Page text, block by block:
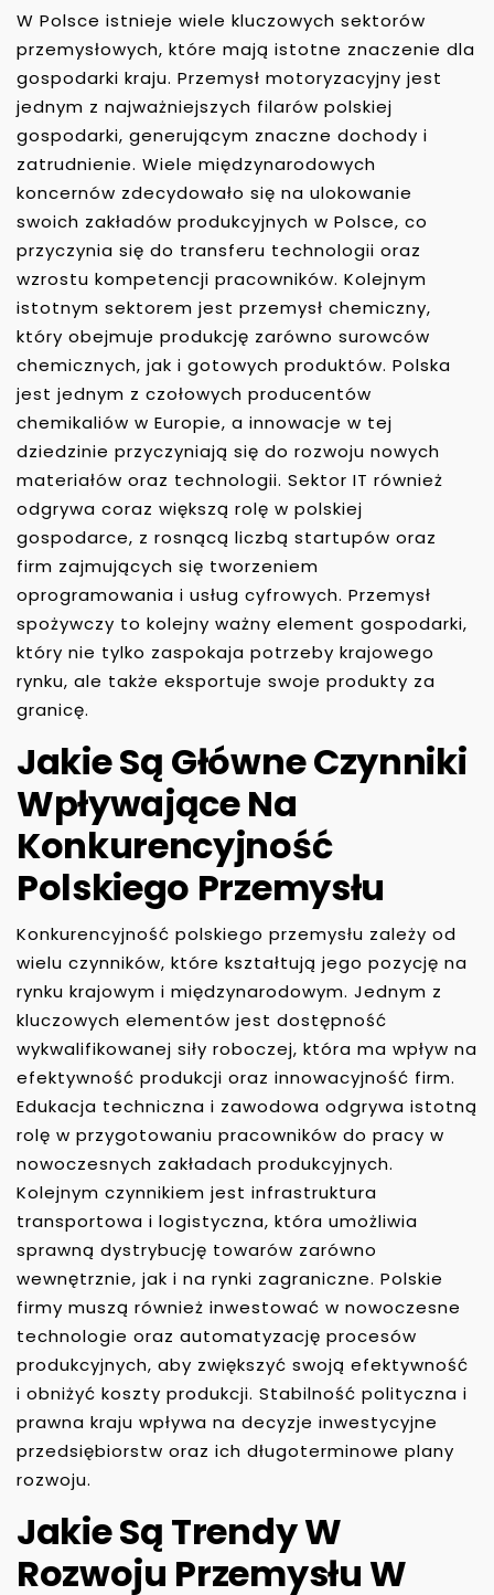
W Polsce istnieje wiele kluczowych sektorów
przemysłowych, które mają istotne znaczenie dla
gospodarki kraju. Przemysł motoryzacyjny jest
jednym z najważniejszych filarów polskiej
gospodarki, generującym znaczne dochody i
zatrudnienie. Wiele międzynarodowych
koncernów zdecydowało się na ulokowanie
swoich zakładów produkcyjnych w Polsce, co
przyczynia się do transferu technologii oraz
wzrostu kompetencji pracowników. Kolejnym
istotnym sektorem jest przemysł chemiczny,
który obejmuje produkcję zarówno surowców
chemicznych, jak i gotowych produktów. Polska
jest jednym z czołowych producentów
chemikaliów w Europie, a innowacje w tej
dziedzinie przyczyniają się do rozwoju nowych
materiałów oraz technologii. Sektor IT również
odgrywa coraz większą rolę w polskiej
gospodarce, z rosnącą liczbą startupów oraz
firm zajmujących się tworzeniem
oprogramowania i usług cyfrowych. Przemysł
spożywczy to kolejny ważny element gospodarki,
który nie tylko zaspokaja potrzeby krajowego
rynku, ale także eksportuje swoje produkty za
granicę.
Jakie Są Główne Czynniki
Wpływające Na
Konkurencyjność
Polskiego Przemysłu
Konkurencyjność polskiego przemysłu zależy od
wielu czynników, które kształtują jego pozycję na
rynku krajowym i międzynarodowym. Jednym z
kluczowych elementów jest dostępność
wykwalifikowanej siły roboczej, która ma wpływ na
efektywność produkcji oraz innowacyjność firm.
Edukacja techniczna i zawodowa odgrywa istotną
rolę w przygotowaniu pracowników do pracy w
nowoczesnych zakładach produkcyjnych.
Kolejnym czynnikiem jest infrastruktura
transportowa i logistyczna, która umożliwia
sprawną dystrybucję towarów zarówno
wewnętrznie, jak i na rynki zagraniczne. Polskie
firmy muszą również inwestować w nowoczesne
technologie oraz automatyzację procesów
produkcyjnych, aby zwiększyć swoją efektywność
i obniżyć koszty produkcji. Stabilność polityczna i
prawna kraju wpływa na decyzje inwestycyjne
przedsiębiorstw oraz ich długoterminowe plany
rozwoju.
Jakie Są Trendy W
Rozwoju Przemysłu W